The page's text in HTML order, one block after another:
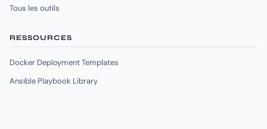
Tous les outils
RESSOURCES
Docker Deployment Templates
Ansible Playbook Library